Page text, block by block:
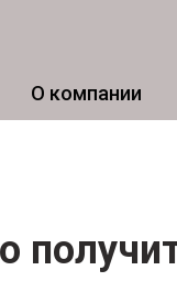
О компании